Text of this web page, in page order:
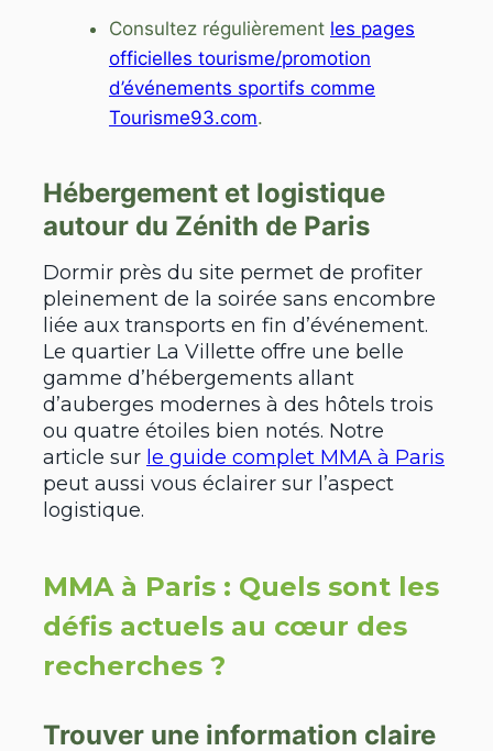
Consultez régulièrement les pages
officielles tourisme/promotion
d’événements sportifs comme
Tourisme93.com.
Hébergement et logistique
autour du Zénith de Paris
Dormir près du site permet de profiter
pleinement de la soirée sans encombre
liée aux transports en fin d’événement.
Le quartier La Villette offre une belle
gamme d’hébergements allant
d’auberges modernes à des hôtels trois
ou quatre étoiles bien notés. Notre
article sur le guide complet MMA à Paris
peut aussi vous éclairer sur l’aspect
logistique.
MMA à Paris : Quels sont les
défis actuels au cœur des
recherches ?
Trouver une information claire